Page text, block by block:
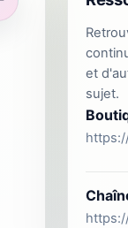
et
sujet.